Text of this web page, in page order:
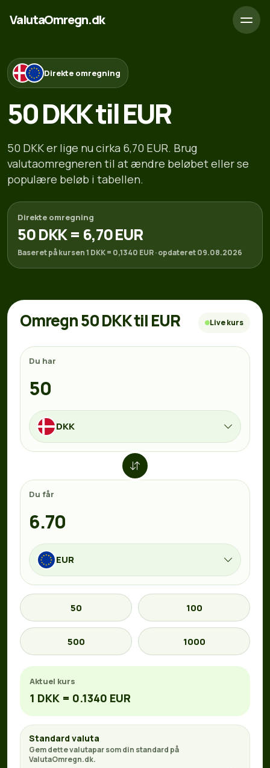
ValutaOmregn.dk
Direkte omregning
50 DKK til EUR
50 DKK er lige nu cirka 6,70 EUR. Brug
valutaomregneren til at ændre beløbet eller se
populære beløb i tabellen.
Direkte omregning
50 DKK = 6,70 EUR
Baseret på kursen 1 DKK = 0,1340 EUR · opdateret 09.08.2026
Omregn 50 DKK til EUR Live kurs
Du har
DKK
Du får
EUR
50 100
500 1000
Aktuel kurs
1 DKK = 0.1340 EUR
Standard valuta
Gem dette valutapar som din standard på
ValutaOmregn.dk.